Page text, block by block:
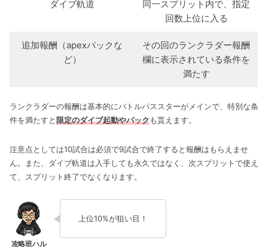
ダイブ軌道
同一スプリット内で、指定
回数上位に入る
追加報酬（apexパックな
ど）
その回のランクラダー報酬
欄に表示されている条件を
満たす
ランクラダーの報酬は基本的にバトルパススターがメインで、特別な条
件を満たすと限定のダイブ起動やパックも貰えます。
注意点としては10試合は必須で9試合で終了すると報酬はもらえませ
ん。また、ダイブ軌道は入手しても永久ではなく、次スプリットで使え
て、スプリット終了でなくなります。
上位10%が狙い目！